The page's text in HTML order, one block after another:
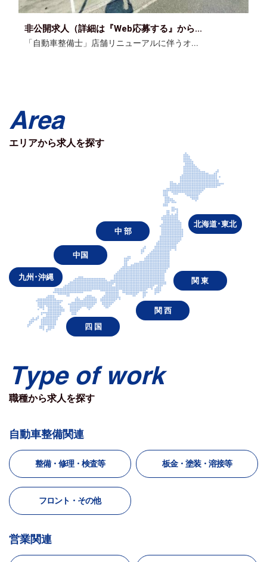
非公開求人（詳細は『Web応募する』から
「自動車整備士」リース車両（普通車）中心...
Area
エリアから求人を探す
北海道･東北
中 部
中国
関 東
関 西
四 国
九州･沖縄
Type of work
職種から求人を探す
自動車整備関連
整備・修理・検査等 板金・塗装・溶接等
フロント・その他
営業関連